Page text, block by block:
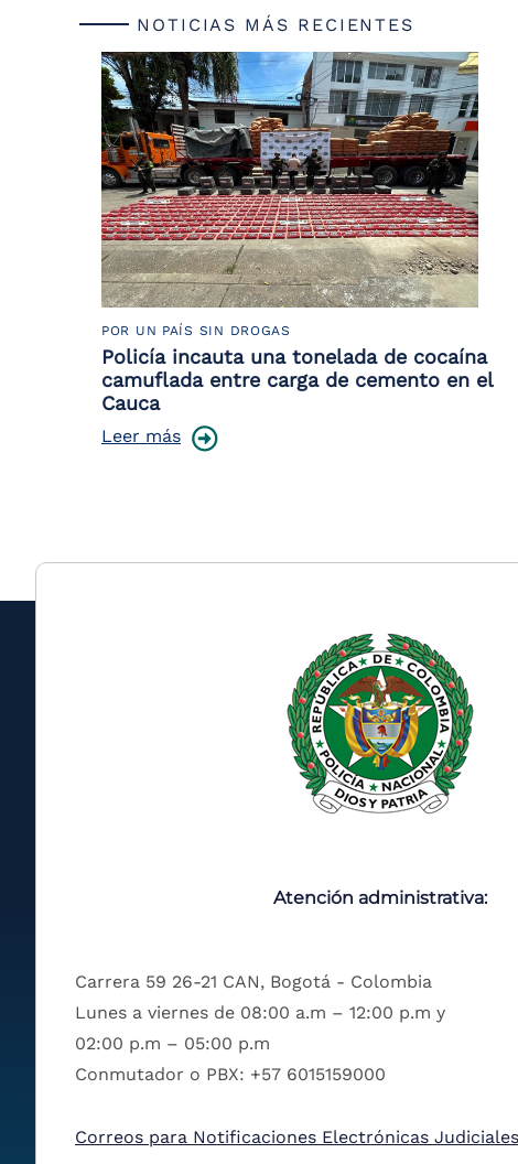
NOTICIAS MÁS RECIENTES
POR UN PAÍS SIN DROGAS
Policía incauta una tonelada de cocaína
camuflada entre carga de cemento en el
Cauca
Leer más
Atención administrativa:
Carrera 59 26-21 CAN, Bogotá - Colombia
Lunes a viernes de 08:00 a.m – 12:00 p.m y
02:00 p.m – 05:00 p.m
Conmutador o PBX: +57 6015159000
Correos para Notificaciones Electrónicas